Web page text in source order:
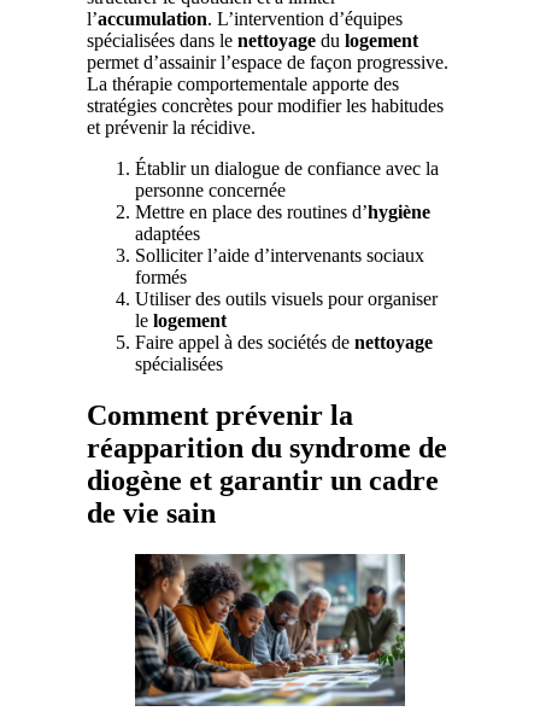
l’accumulation. L’intervention d’équipes
spécialisées dans le nettoyage du logement
permet d’assainir l’espace de façon progressive.
La thérapie comportementale apporte des
stratégies concrètes pour modifier les habitudes
et prévenir la récidive.
Établir un dialogue de confiance avec la
personne concernée
Mettre en place des routines d’hygiène
adaptées
Solliciter l’aide d’intervenants sociaux
formés
Utiliser des outils visuels pour organiser
le logement
Faire appel à des sociétés de nettoyage
spécialisées
Comment prévenir la
réapparition du syndrome de
diogène et garantir un cadre
de vie sain